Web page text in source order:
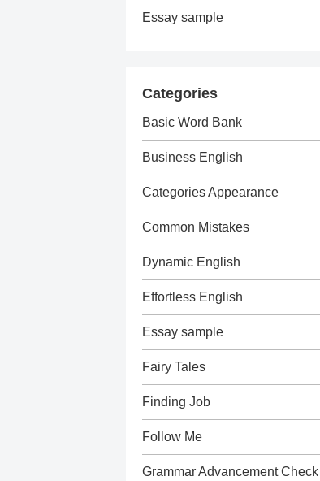
Essay sample
Categories
Basic Word Bank
Business English
Categories Appearance
Common Mistakes
Dynamic English
Effortless English
Essay sample
Fairy Tales
Finding Job
Follow Me
Grammar Advancement Check